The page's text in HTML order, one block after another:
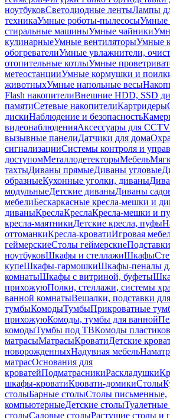
ноутбуковСветодиодные лентыЛампы
техникаУмные роботы-пылесосыУмные
стиральные машиныУмные чайники
кулинарныеУмные вентиляторыУмные
обогревателиУмные увлажнители,
отопительные котлыУмные
метеостанцииУмные кормушки и
животныхУмные напольные весы
Flash накопителиВнешние HDD, SSD
памятиСетевые накопителиКартридеры
дискиНаблюдение и безопасность
видеонаблюденияАксессуары для CCTV
вызывные панелиДатчики для дома
сигнализацииСистемы контроля и
доступомМеталлодетекторыМебель
тахтыДиваны прямыеДиваны угловые
образныеКухонные уголки, диваны
модульныеДетские диваныДиваны
мебелиБескаркасные кресла-мешки и
диваныКреслаКреслаКресла-мешки и
кресла-маятникиДетские кресла, пуфы
оттоманкиКресла-кроватиИгровая
геймерскиеСтолы геймерские
ноутбуковШкафы и стеллажиШкафы
купеШкафы-гармошкиШкафы-пеналы
комнатыШкафы с витриной, буфеты
прихожуюПолки, стеллажи, системы
ванной комнатыВешалки, подставки
тумбыКомодыТумбыПрикроватные
прихожуюКомоды, тумбы для ванной
комодыТумбы под ТВКомоды
матрасыМатрасыКроватиДетские
новорожденныхНадувная мебель
матрасОснования для
кроватейПодматрасникиРаскладушки
шкафы-кроватиКровати-домикиСтолы
столыБарные столыСтолы письменные,
компьютерныеДетские столыТуалетные
столыСадовые столыРастущие столы и